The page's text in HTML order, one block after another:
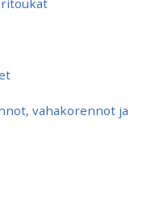
vahakorennot ja